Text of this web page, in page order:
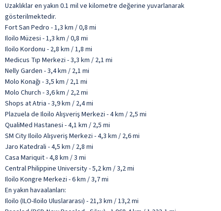
Uzaklıklar en yakın 0.1 mil ve kilometre değerine yuvarlanarak
gösterilmektedir.
Fort San Pedro - 1,3 km / 0,8 mi
Iloilo Müzesi - 1,3 km / 0,8 mi
Iloilo Kordonu - 2,8 km / 1,8 mi
Medicus Tıp Merkezi - 3,3 km / 2,1 mi
Nelly Garden - 3,4 km / 2,1 mi
Molo Konağı - 3,5 km / 2,1 mi
Molo Church - 3,6 km / 2,2 mi
Shops at Atria - 3,9 km / 2,4 mi
Plazuela de Iloilo Alışveriş Merkezi - 4 km / 2,5 mi
QualiMed Hastanesi - 4,1 km / 2,5 mi
SM City Iloilo Alışveriş Merkezi - 4,3 km / 2,6 mi
Jaro Katedrali - 4,5 km / 2,8 mi
Casa Mariquit - 4,8 km / 3 mi
Central Philippine University - 5,2 km / 3,2 mi
Iloilo Kongre Merkezi - 6 km / 3,7 mi
En yakın havaalanları:
Iloilo (ILO-Iloilo Uluslararası) - 21,3 km / 13,2 mi